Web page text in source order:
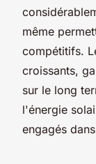
même
compétitifs.
croissants,
sur le long
l'énergie
engagés